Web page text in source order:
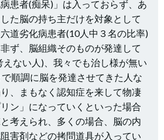
患者(痴呆)」は入っておらず、あ
た脳の持ち主だけを対象として
道劣化病患者(10人中３名の比率)
ず、脳組織そのものが発達して
ない人)、我々でも治し様が無い
順調に脳を発達させてきた人な
、まもなく認知症を来して物凄
ン」になっていくといった場合
考えられ、多くの場合、脳の内
害剤などの拷問道具が入ってい